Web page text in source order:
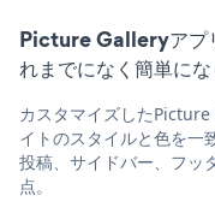
Picture Galleryアプ
れまでになく簡単に
カスタマイズした
イトのスタイルと色を一
投稿、サイドバー、フッ
点。